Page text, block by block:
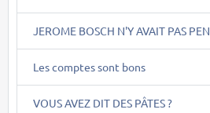
JEROME BOSCH N'Y AVAIT PAS PEN
Les comptes sont bons
VOUS AVEZ DIT DES PÂTES ?